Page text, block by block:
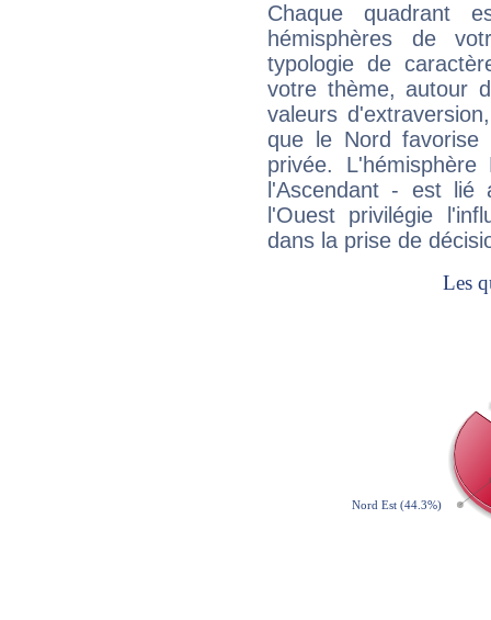
Chaque quadrant
hémisphères de
typologie de
votre thème, autour
valeurs
que le Nord favorise
privée.
l'Ascendant - est
l'Ouest privilégie
dans la prise de